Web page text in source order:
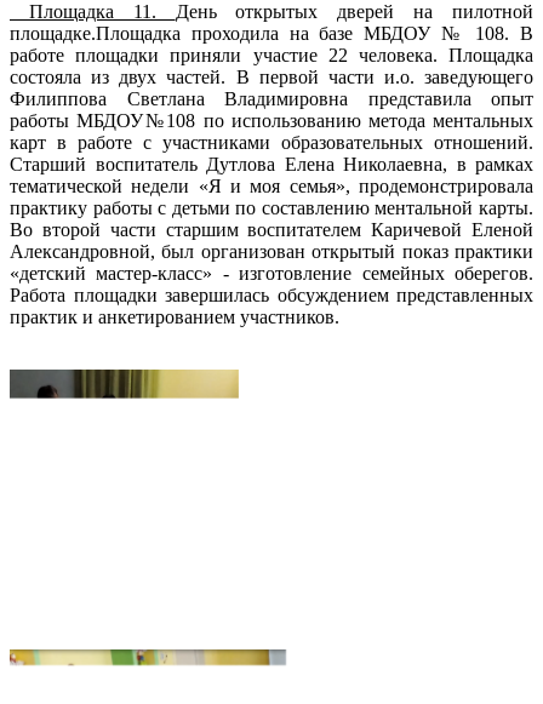
Площадка 11. День открытых дверей на пилотной
площадке.Площадка проходила на базе МБДОУ № 108. В
работе площадки приняли участие 22 человека. Площадка
состояла из двух частей. В первой части и.о. заведующего
Филиппова Светлана Владимировна представила опыт
работы МБДОУ№108 по использованию метода ментальных
карт в работе с участниками образовательных отношений.
Старший воспитатель Дутлова Елена Николаевна, в рамках
тематической недели «Я и моя семья», продемонстрировала
практику работы с детьми по составлению ментальной карты.
Во второй части старшим воспитателем Каричевой Еленой
Александровной, был организован открытый показ практики
«детский мастер-класс» - изготовление семейных оберегов.
Работа площадки завершилась обсуждением представленных
практик и анкетированием участников.